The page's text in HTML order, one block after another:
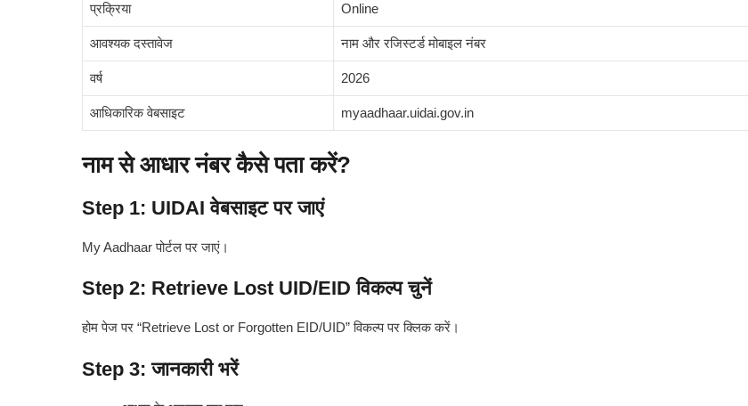
प्रक्रिया Online
आवश्यक दस्तावेज नाम और रजिस्टर्ड मोबाइल नंबर
वर्ष 2026
आधिकारिक वेबसाइट myaadhaar.uidai.gov.in
नाम से आधार नंबर कैसे पता करें?
Step 1: UIDAI वेबसाइट पर जाएं
My Aadhaar पोर्टल पर जाएं।
Step 2: Retrieve Lost UID/EID विकल्प चुनें
होम पेज पर “Retrieve Lost or Forgotten EID/UID” विकल्प पर क्लिक करें।
Step 3: जानकारी भरें